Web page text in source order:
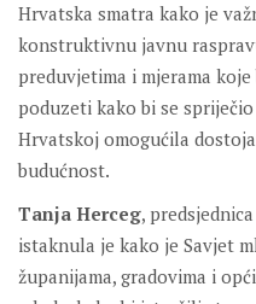
Hrvatska smatra kako je
konstruktivnu javnu
preduvjetima i mjerama
poduzeti kako bi se
Hrvatskoj omogućila
budućnost.
Tanja Herceg,
istaknula je kako je Savjet
županijama, gradovima i